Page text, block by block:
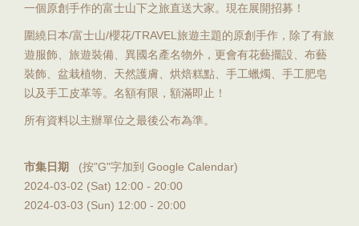
一個原創手作的富士山下之旅直送大家。現在展開招募！
圍繞日本/富士山/櫻花/TRAVEL旅遊主題的原創手作，除了有旅
遊服飾、旅遊裝備、異國名產名物外，更會有花藝擺設、布藝
裝飾、盆栽植物、天然護膚、烘焙糕點、手工蠟燭、手工肥皂
以及手工皮革等。名額有限，額滿即止！
所有資料以主辦單位之最後公布為準。
市集日期
(按"G"字加到 Google Calendar)
2024-03-02 (Sat) 12:00 - 20:00
2024-03-03 (Sun) 12:00 - 20:00